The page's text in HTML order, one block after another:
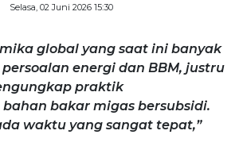
Selasa, 02 Juni 2026 15:30
global yang saat ini banyak
energi dan BBM, justru
praktik
bakar migas bersubsidi.
waktu yang sangat tepat,”